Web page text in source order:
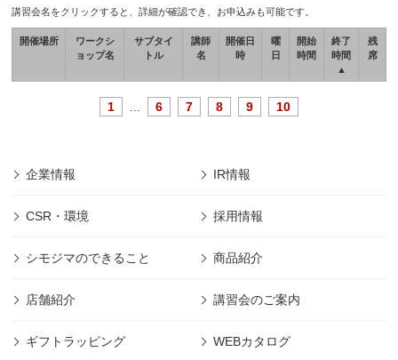
講習会名をクリックすると、詳細が確認でき、お申込みも可能です。
開催場所
ワークシ
ョップ名
サブタイ
トル
講師
名
開催日
時
曜
日
開始
時間
終了
時間
▲
残
席
1 6 7 8 9 10
企業情報 IR情報
CSR・環境 採用情報
シモジマのできること 商品紹介
店舗紹介 講習会のご案内
ギフトラッピング WEBカタログ